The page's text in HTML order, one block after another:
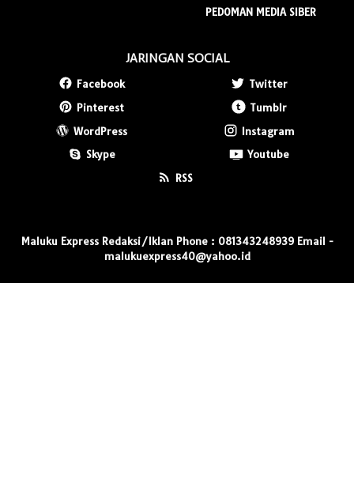
PEDOMAN MEDIA SIBER
JARINGAN SOCIAL
Facebook
Twitter
Pinterest
Tumblr
WordPress
Instagram
Skype
Youtube
RSS
Maluku Express Redaksi/Iklan Phone : 081343248939 Email -
malukuexpress40@yahoo.id